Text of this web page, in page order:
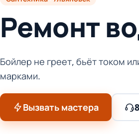
Ремонт
Бойлер не греет, бьёт током
марками.
Вызвать мастера